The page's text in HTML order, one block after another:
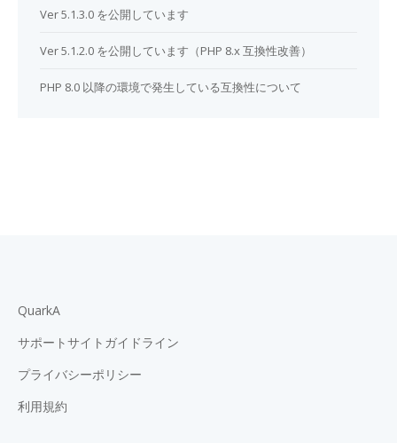
Ver 5.1.3.0 を公開しています
Ver 5.1.2.0 を公開しています（PHP 8.x 互換性改善）
PHP 8.0 以降の環境で発生している互換性について
QuarkA
サポートサイトガイドライン
プライバシーポリシー
利用規約